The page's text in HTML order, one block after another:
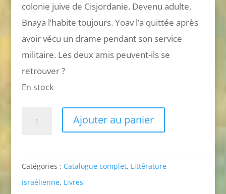
colonie juive de Cisjordanie. Devenu adulte,
Bnaya l’habite toujours. Yoav l’a quittée après
avoir vécu un drame pendant son service
militaire. Les deux amis peuvent-ils se
retrouver ?
En stock
moi
encore
Ajouter au panier
Catégories : Catalogue complet, Littérature
israélienne, Livres